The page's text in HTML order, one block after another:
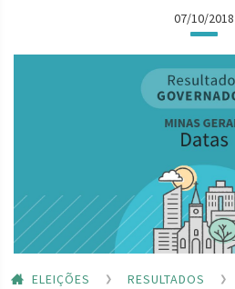
07/10/2018
ELEIÇÕES RESULTADOS